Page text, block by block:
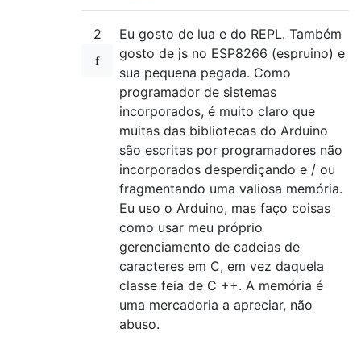
2
Eu gosto de lua e do REPL. Também
gosto de js no ESP8266 (espruino) e
sua pequena pegada. Como
programador de sistemas
incorporados, é muito claro que
muitas das bibliotecas do Arduino
são escritas por programadores não
incorporados desperdiçando e / ou
fragmentando uma valiosa memória.
Eu uso o Arduino, mas faço coisas
como usar meu próprio
gerenciamento de cadeias de
caracteres em C, em vez daquela
classe feia de C ++. A memória é
uma mercadoria a apreciar, não
abuso.